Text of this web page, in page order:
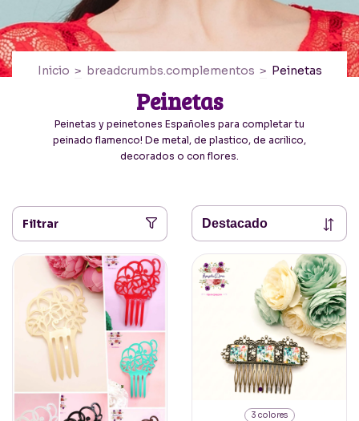
Inicio > breadcrumbs.complementos > Peinetas
Peinetas
Peinetas y peinetones Españoles para completar tu
peinado flamenco! De metal, de plastico, de acrilico,
decorados o con flores.
Filtrar
3 colores